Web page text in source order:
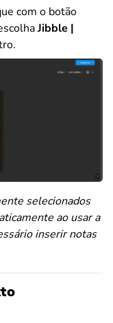
com o botão
Jibble |
selecionados
ao usar a
inserir notas